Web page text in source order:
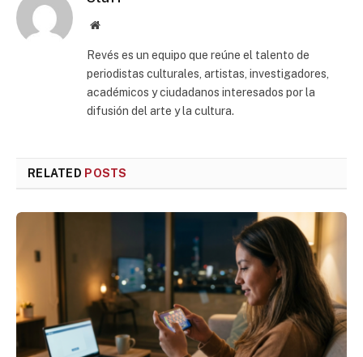
Website
Revés es un equipo que reúne el talento de
periodistas culturales, artistas, investigadores,
académicos y ciudadanos interesados por la
difusión del arte y la cultura.
RELATED POSTS